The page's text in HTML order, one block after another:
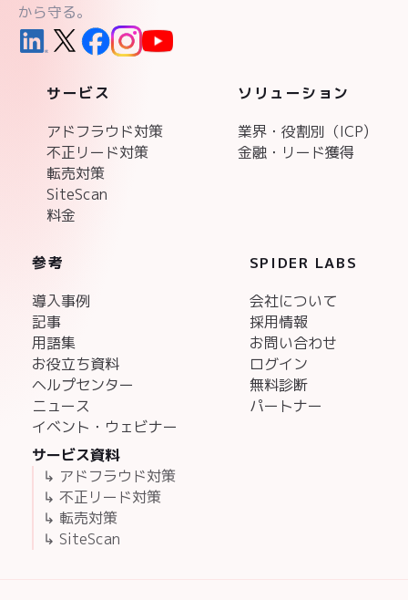
から守る。
サービス
アドフラウド対策
不正リード対策
転売対策
SiteScan
料金
ソリューション
業界・役割別（ICP)
金融・リード獲得
参考
導入事例
記事
用語集
お役立ち資料
ヘルプセンター
ニュース
イベント・ウェビナー
サービス資料
↳ アドフラウド対策
↳ 不正リード対策
↳ 転売対策
↳ SiteScan
SPIDER LABS
会社について
採用情報
お問い合わせ
ログイン
無料診断
パートナー